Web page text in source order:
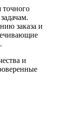
заказа и
и